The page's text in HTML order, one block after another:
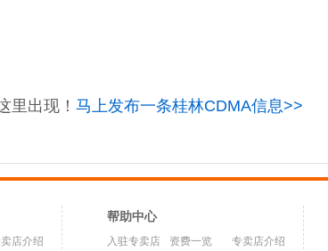
里出现！ 马上发布一条桂林CDMA信息>>
店介绍
帮助中心
入驻专卖店 资费一览
专卖店介绍